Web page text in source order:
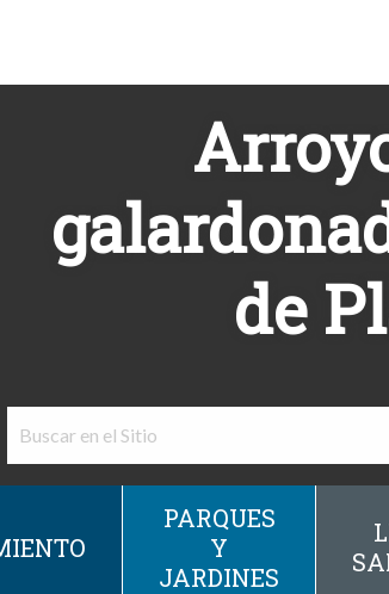
de
PARQUES
Y
JARDINES